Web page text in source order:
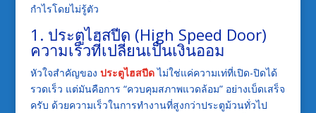
กำไรโดยไม่รู้ตัว
1. ประตูไฮสปีด (High Speed Door)
ความเร็วที่เปลี่ยนเป็นเงินออม
หัวใจสำคัญของ ประตูไฮสปีด ไม่ใช่แค่ความเท่ที่เปิด-ปิดได้
รวดเร็ว แต่มันคือการ “ควบคุมสภาพแวดล้อม” อย่างเบ็ดเสร็จ
ครับ ด้วยความเร็วในการทำงานที่สูงกว่าประตูม้วนทั่วไป